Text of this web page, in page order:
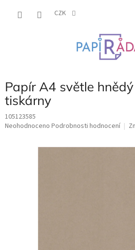
CZK
Papír A4 světle
tiskárny
105123585
Průměrné
Neohodnoceno Podrobnosti hodnocení